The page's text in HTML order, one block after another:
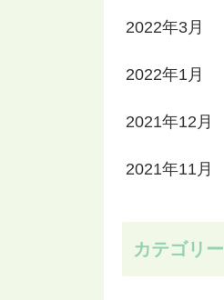
2022年3月
2022年1月
2021年12月
2021年11月
カテゴリー